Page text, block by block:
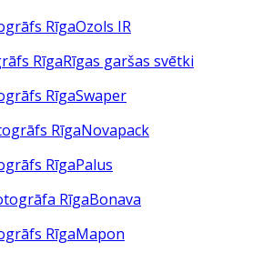
Ozols IR
Rīgas garšas svētki
Swaper
Novapack
Palus
Bonava
Mapon